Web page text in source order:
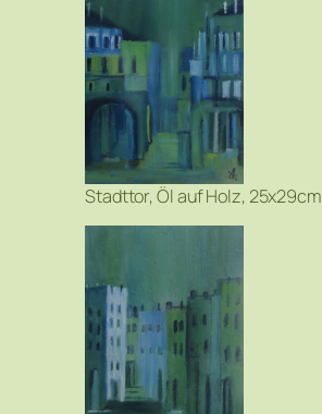
Stadttor, Öl auf Holz, 25x29cm